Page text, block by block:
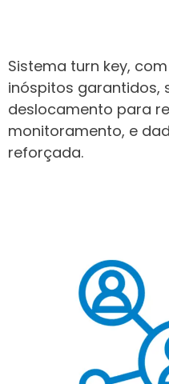
Sistema turn key,
inóspitos garantidos,
deslocamento para
monitoramento, e
reforçada.